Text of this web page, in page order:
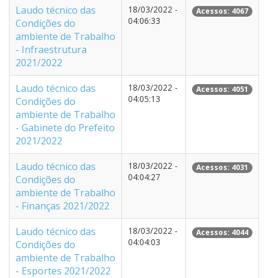
Laudo técnico das
Condições do
ambiente de Trabalho
- Infraestrutura
2021/2022
18/03/2022 -
04:06:33
Acessos: 4067
Laudo técnico das
Condições do
ambiente de Trabalho
- Gabinete do Prefeito
2021/2022
18/03/2022 -
04:05:13
Acessos: 4051
Laudo técnico das
Condições do
ambiente de Trabalho
- Finanças 2021/2022
18/03/2022 -
04:04:27
Acessos: 4031
Laudo técnico das
Condições do
ambiente de Trabalho
- Esportes 2021/2022
18/03/2022 -
04:04:03
Acessos: 4044